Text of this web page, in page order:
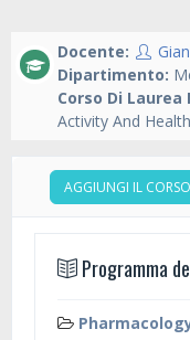
Docente:
Dipartimento:
Corso Di
Activity And
AGGIUNGI IL
Programma